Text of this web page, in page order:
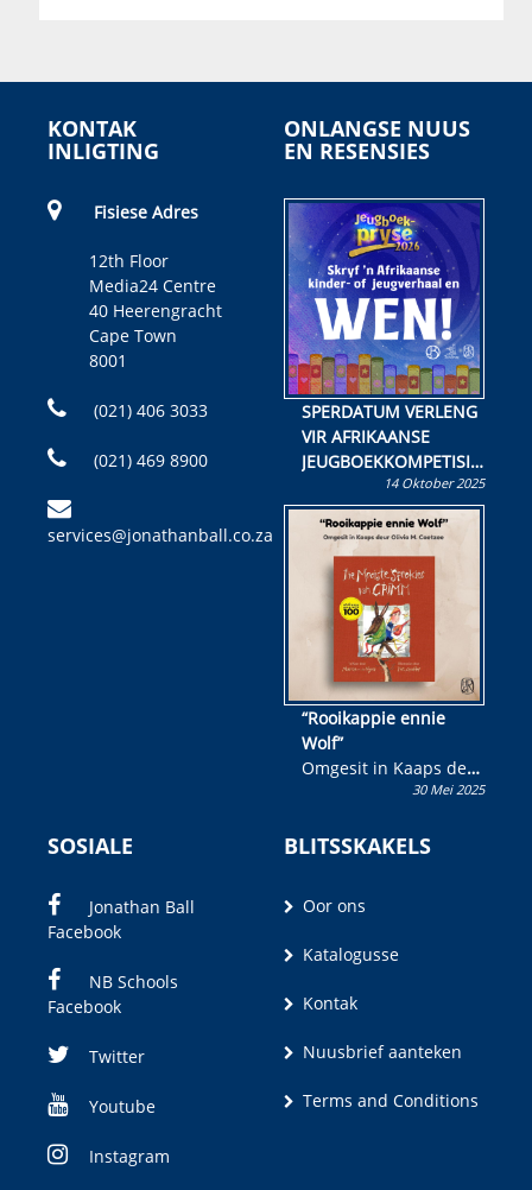
KONTAK
INLIGTING
Fisiese Adres
12th Floor
Media24 Centre
40 Heerengracht
Cape Town
8001
(021) 406 3033
(021) 469 8900
services@jonathanball.co.za
ONLANGSE NUUS
EN RESENSIES
SPERDATUM VERLENG
VIR AFRIKAANSE
JEUGBOEKKOMPETISIE
Skryf ’n jeugboek of
kinderboek en staan ’n
kans om R50 000 te
wen!
14 Oktober 2025
“Rooikappie ennie
Wolf”
Omgesit in Kaaps deur
Olivia M. Coetzee30 Mei 2025
SOSIALE
Jonathan Ball
Facebook
NB Schools
Facebook
Twitter
Youtube
Instagram
BLITSSKAKELS
Oor ons
Katalogusse
Kontak
Nuusbrief aanteken
Terms and Conditions